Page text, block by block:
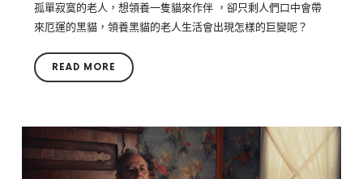
孤單寂寞的老人，想領養一隻貓來作伴 ，卻只剩人們口中會帶
來厄運的黑貓，領養黑貓的老人生活會出現怎樣的巨變呢？
READ MORE